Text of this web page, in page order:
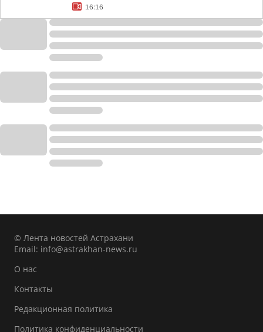
16:16
© Лента новостей Астрахани
Email: info@astrakhan-news.ru
О нас
Контакты
Редакционная политика
Политика конфиденциальности